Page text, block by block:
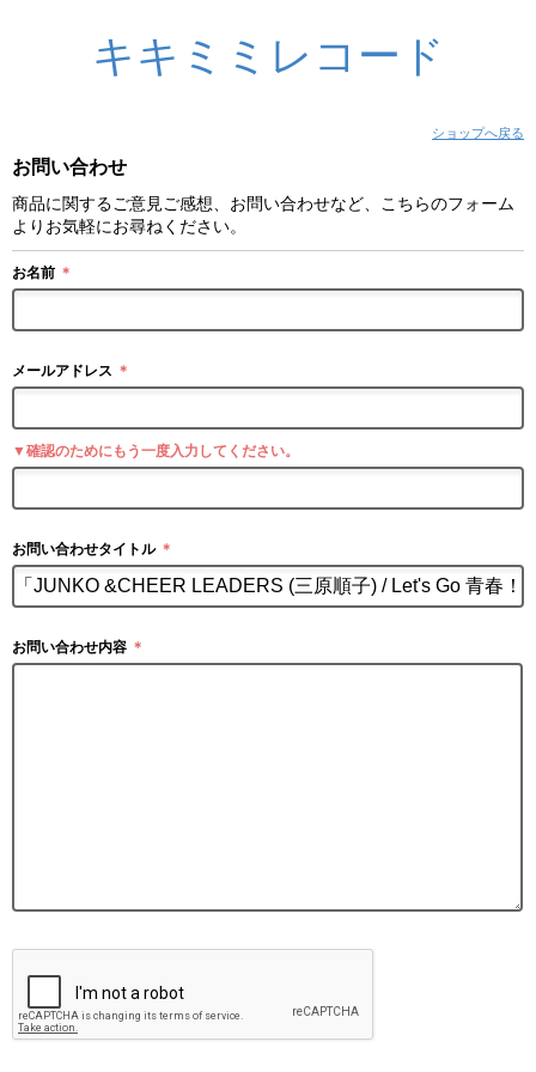
キキミミレコード
ショップへ戻る
お問い合わせ
商品に関するご意見ご感想、お問い合わせなど、こちらのフォーム
よりお気軽にお尋ねください。
お名前 ＊
メールアドレス ＊
▼確認のためにもう一度入力してください。
お問い合わせタイトル ＊
お問い合わせ内容 ＊